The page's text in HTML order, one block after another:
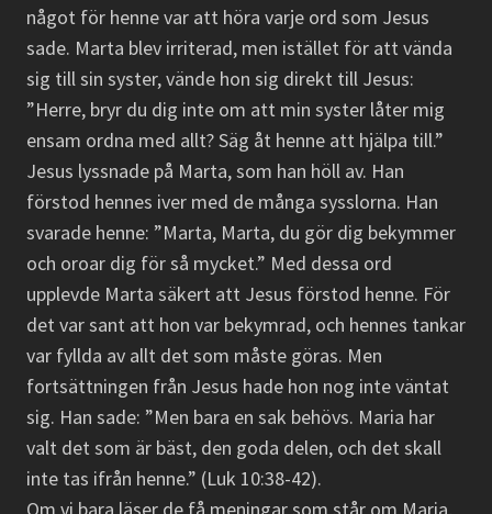
något för henne var att höra varje ord som Jesus
sade. Marta blev irriterad, men istället för att vända
sig till sin syster, vände hon sig direkt till Jesus:
”Herre, bryr du dig inte om att min syster låter mig
ensam ordna med allt? Säg åt henne att hjälpa till.”
Jesus lyssnade på Marta, som han höll av. Han
förstod hennes iver med de många sysslorna. Han
svarade henne: ”Marta, Marta, du gör dig bekymmer
och oroar dig för så mycket.” Med dessa ord
upplevde Marta säkert att Jesus förstod henne. För
det var sant att hon var bekymrad, och hennes tankar
var fyllda av allt det som måste göras. Men
fortsättningen från Jesus hade hon nog inte väntat
sig. Han sade: ”Men bara en sak behövs. Maria har
valt det som är bäst, den goda delen, och det skall
inte tas ifrån henne.” (Luk 10:38-42).